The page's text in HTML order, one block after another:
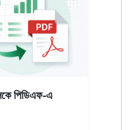
পিডিএফ-এ